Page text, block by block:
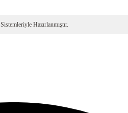
Sistemleriyle Hazırlanmıştır.